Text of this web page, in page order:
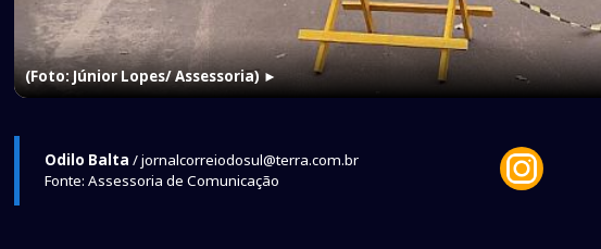
(Foto: Júnior Lopes/ Assessoria)►
Odilo Balta / jornalcorreiodosul@terra.com.br
Fonte: Assessoria de Comunicação